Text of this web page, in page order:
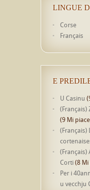
LINGUE
Corse
Français
E
U Casinu
(9 Mi
(Français)
(Français)
Corti(8
Per i
u vecchju